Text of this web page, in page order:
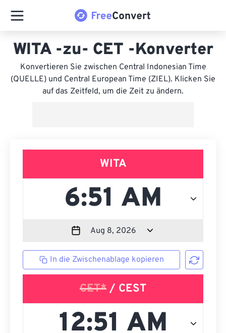
WITA -zu- CET -Konverter
Konvertieren Sie zwischen Central Indonesian Time
(QUELLE) und Central European Time (ZIEL). Klicken Sie
auf das Zeitfeld, um die Zeit zu ändern.
WITA
In die Zwischenablage kopieren
CET* / CEST